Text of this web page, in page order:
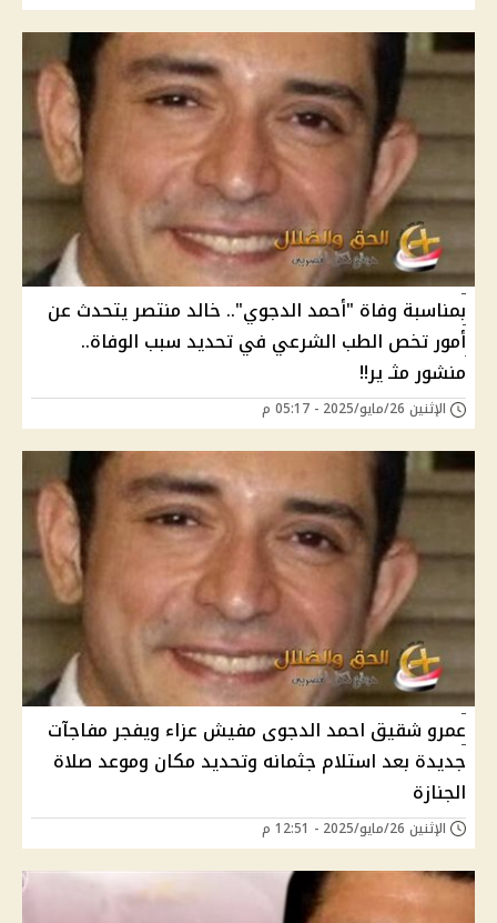
بمناسبة وفاة "أحمد الدجوي".. خالد منتصر يتحدث عن
أمور تخص الطب الشرعي في تحديد سبب الوفاة..
منشور مثـ ير!!
الإثنين 26/مايو/2025 - 05:17 م
عمرو شقيق احمد الدجوى مفيش عزاء ويفجر مفاجآت
جديدة بعد استلام جثمانه وتحديد مكان وموعد صلاة
الجنازة
الإثنين 26/مايو/2025 - 12:51 م